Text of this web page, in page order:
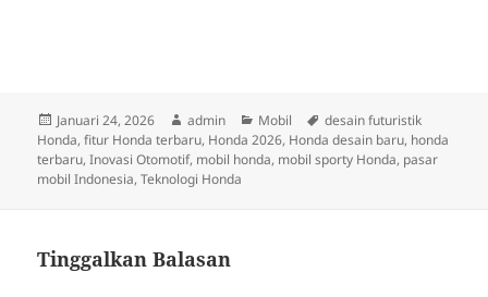
Diposkan
pada
Januari 24, 2026 Penulis
admin Kategori
Mobil Tag
desain futuristik
Honda,fitur Honda terbaru, Honda 2026, Honda desain baru, honda
terbaru,Inovasi Otomotif, mobil honda, mobil sporty Honda, pasar
mobil Indonesia,Teknologi Honda
Tinggalkan Balasan